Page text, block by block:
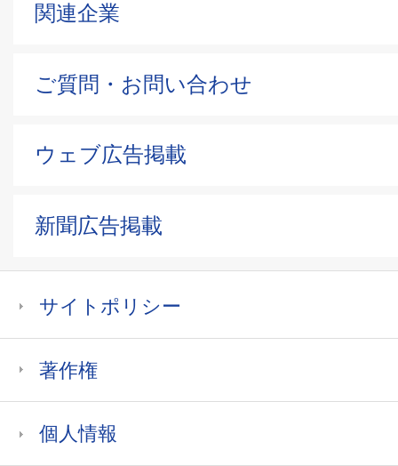
関連企業
ご質問・お問い合わせ
ウェブ広告掲載
新聞広告掲載
サイトポリシー
著作権
個人情報